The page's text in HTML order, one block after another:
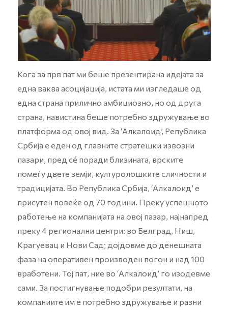
Кога за прв пат ми беше презентирана идејата за
една ваква асоцијација, истата ми изгледаше од
една страна прилично амбициозно, но од друга
страна, навистина беше потребно здружување во
платформа од овој вид. За ‘Алкалоид’, Република
Србија е еден од главните стратешки извозни
пазари, пред сé поради близината, врските
помеѓу двете земји, културолошките сличности и
традицијата. Во Република Србија, ‘Алкалоид’ е
присутен повеќе од 70 години. Преку успешното
работење на компанијата на овој пазар, најнапред
преку 4 регионални центри: во Белград, Ниш,
Крагуевац и Нови Сад; дојдовме до денешната
фаза на оперативен производен погон и над 100
вработени. Тој пат, ние во ‘Алкалоид’ го изодевме
сами. За постигнување подобри резултати, на
компаниите им е потребно здружување и разни